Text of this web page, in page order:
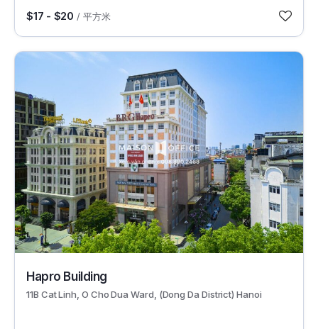
$17 - $20 / 平方米
Hapro Building
11B Cat Linh, O Cho Dua Ward, (Dong Da District) Hanoi